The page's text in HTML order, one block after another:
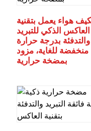
هواء يعمل بتقنية
العاكس الذكي للتبريد
والتدفئة بدرجة حرارة
منخفضة للغاية، مزود
بمضخة حرارية